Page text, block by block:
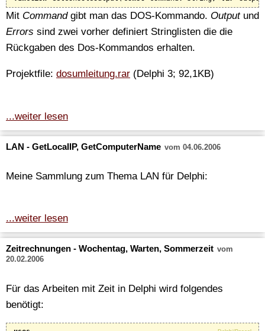
Mit Commandgibt man das DOS-Kommando. Outputund
Errors sind zwei vorher definiert Stringlisten die die
Rückgaben des Dos-Kommandos erhalten.
Projektfile: dosumleitung.rar (Delphi 3; 92,1KB)
...weiter lesen
LAN - GetLocalIP, GetComputerName vom 04.06.2006
Meine Sammlung zum Thema LAN für Delphi:
...weiter lesen
Zeitrechnungen - Wochentag, Warten, Sommerzeit vom
20.02.2006
Für das Arbeiten mit Zeit in Delphi wird folgendes
benötigt: